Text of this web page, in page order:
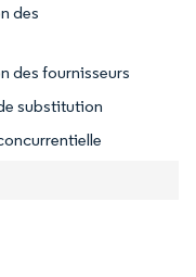
des
des fournisseurs
substitution